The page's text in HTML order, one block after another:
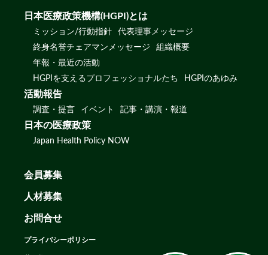
日本医療政策機構(HGPI)とは
ミッション/行動指針
代表理事メッセージ
終身名誉チェアマンメッセージ
組織概要
年報・最近の活動
HGPIを支えるプロフェッショナルたち
HGPIのあゆみ
活動報告
調査・提言 イベント 記事・講演・報道
日本の医療政策
Japan Health Policy NOW
会員募集
人材募集
お問合せ
プライバシーポリシー